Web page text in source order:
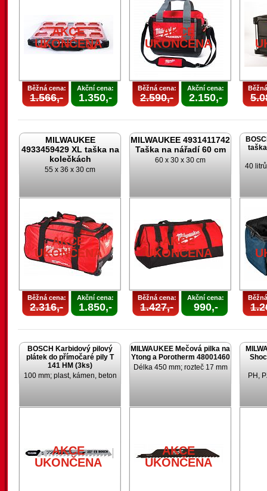
AKCE
UKONČENA
Běžná cena:
1.566,-
Akční cena:
1.350,-
AKCE
UKONČENA
Běžná cena:
2.590,-
Akční cena:
2.150,-
MILWAUKEE
4933459429 XL taška na
kolečkách
55 x 36 x 30 cm
AKCE
UKONČENA
Běžná cena:
2.316,-
Akční cena:
1.850,-
MILWAUKEE 4931411742
Taška na nářadí 60 cm
60 x 30 x 30 cm
AKCE
UKONČENA
Běžná cena:
1.427,-
Akční cena:
990,-
40
BOSCH Karbidový pilový
plátek do přímočaré pily T
141 HM (3ks)
100 mm; plast, kámen, beton
AKCE
UKONČENA
MILWAUKEE Mečová pilka na
Ytong a Porotherm 48001460
Délka 450 mm; rozteč 17 mm
AKCE
UKONČENA
PH,